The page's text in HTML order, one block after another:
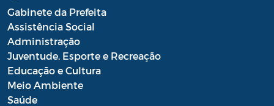
Gabinete da Prefeita
Assistência Social
Administração
Juventude, Esporte e Recreação
Educação e Cultura
Meio Ambiente
Saúde